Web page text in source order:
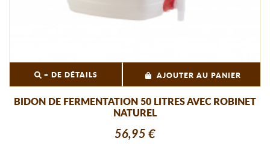
+ DE DÉTAILS AJOUTER AU PANIER
BIDON DE FERMENTATION 50 LITRES AVEC ROBINET
NATUREL
56,95 €